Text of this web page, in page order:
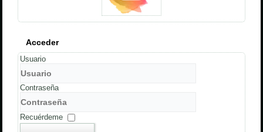
Acceder
Usuario
Contraseña
Recuérdeme